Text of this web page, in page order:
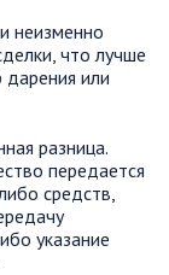
неизменно
что лучше
или
разница.
передается
средств,
указание